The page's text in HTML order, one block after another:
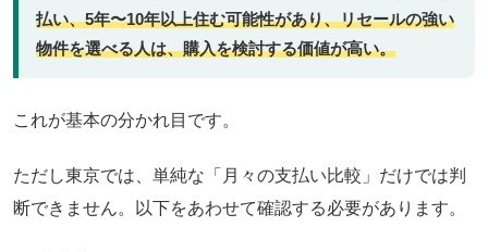
払い、5年〜10年以上住む可能性があり、リセールの強い
物件を選べる人は、購入を検討する価値が高い。
これが基本の分かれ目です。
ただし東京では、単純な「月々の支払い比較」だけでは判
断できません。以下をあわせて確認する必要があります。